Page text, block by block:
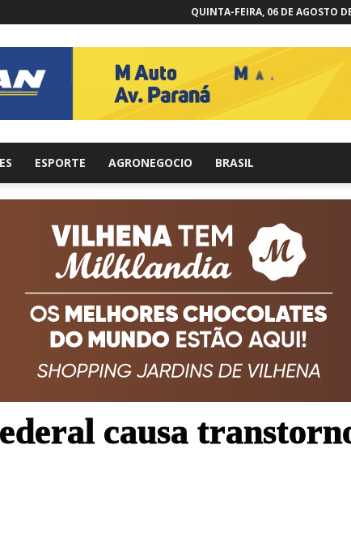
QUINTA-FEIRA, 06 DE AGOSTO
ESPORTE AGRONEGOCIO BRASIL
causa